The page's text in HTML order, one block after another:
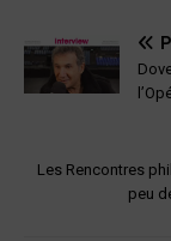
Les Rencontres
peu